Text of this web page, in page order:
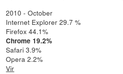
2010 - October
Internet Explorer 29.7 %
Firefox 44.1%
Chrome 19.2%
Safari 3.9%
Opera 2.2%
Vir